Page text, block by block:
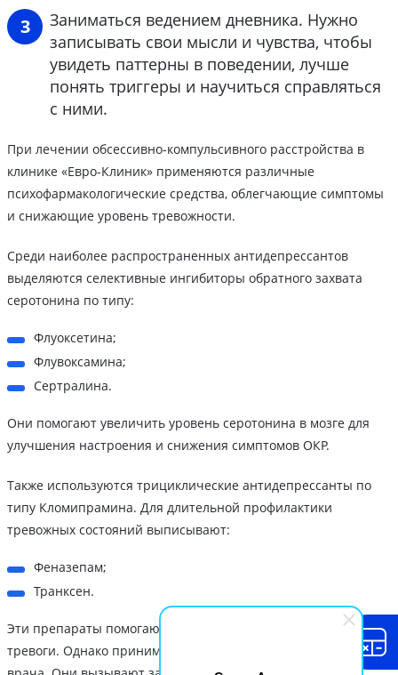
Заниматься ведением дневника. Нужно
записывать свои мысли и чувства, чтобы
увидеть паттерны в поведении, лучше
понять триггеры и научиться справляться
с ними.
При лечении обсессивно-компульсивного расстройства в
клинике «Евро-Клиник» применяются различные
психофармакологические средства, облегчающие симптомы
и снижающие уровень тревожности.
Среди наиболее распространенных антидепрессантов
выделяются селективные ингибиторы обратного захвата
серотонина по типу:
Флуоксетина;
Флувоксамина;
Сертралина.
Они помогают увеличить уровень серотонина в мозге для
улучшения настроения и снижения симптомов ОКР.
Также используются трициклические антидепрессанты по
типу Кломипрамина. Для длительной профилактики
тревожных состояний выписывают:
Феназепам;
Транксен.
Эти препараты помогают быстро снять острые симптомы
тревоги. Однако принимать их можно только по назначению